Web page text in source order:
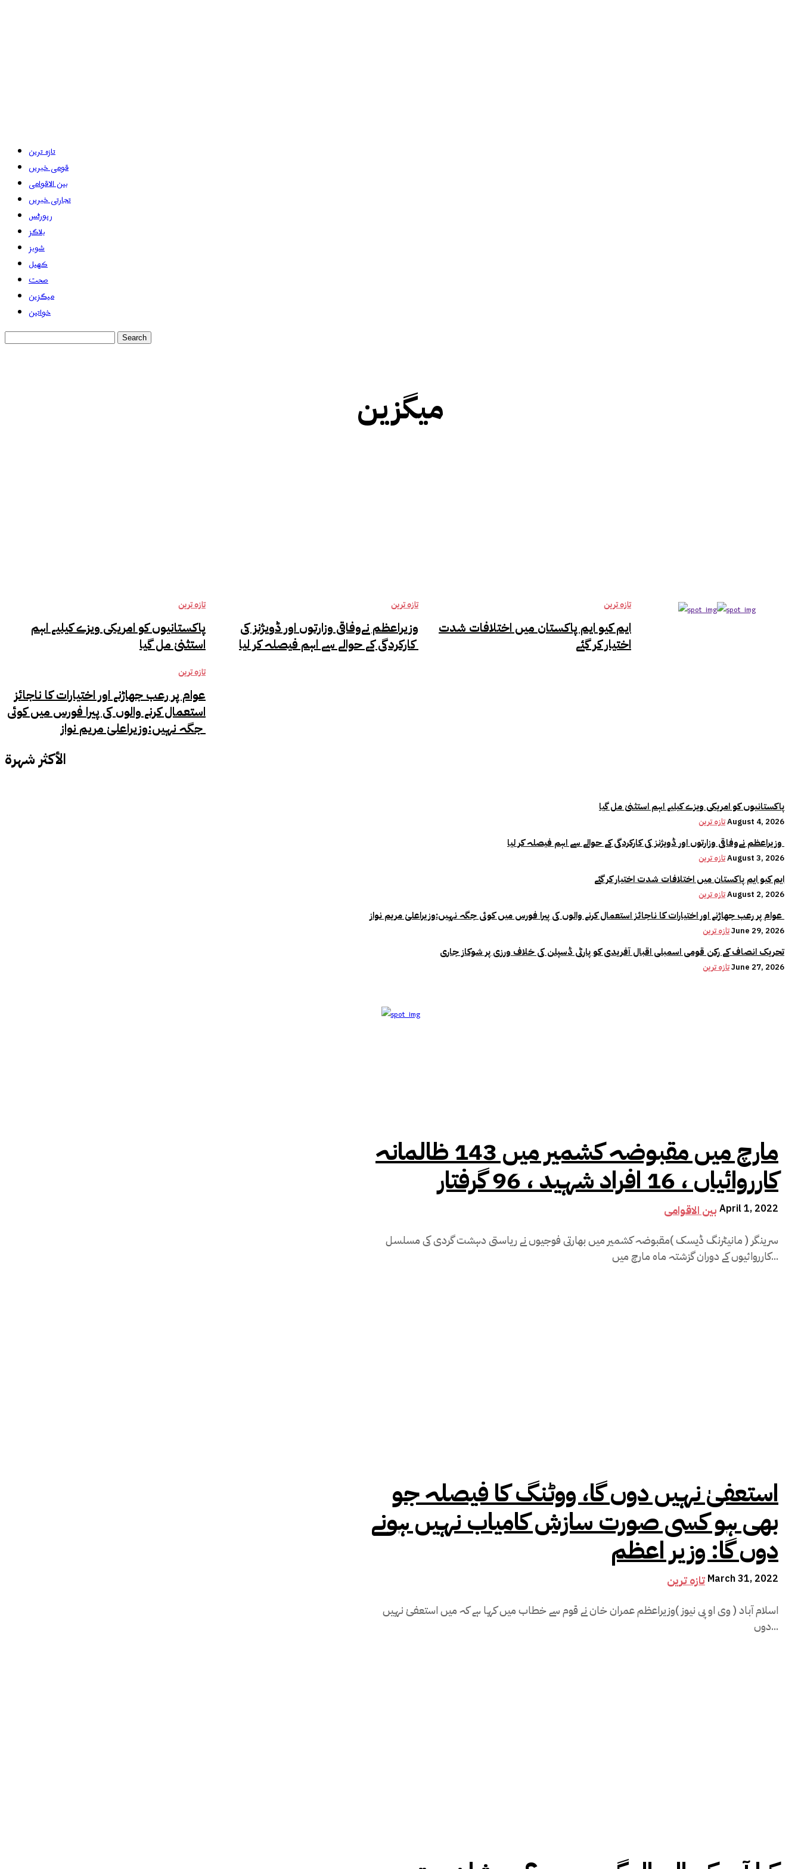
تازہ ترین
قومی خبریں
بین الاقوامی
تجارتی خبریں
رپورٹس
بلاگز
شوبز
کھیل
صحت
میگزین
خواتین
میگزین
تازہ ترین
پاکستانیوں کو امریکی ویزے کیلیے اہم
استثنیٰ مل گیا
تازہ ترین
وزیراعظم نےوفاقی وزارتوں اور ڈویژنز کی
کارکردگی کے حوالے سے اہم فیصلہ کر لیا
تازہ ترین
ایم کیو ایم پاکستان میں اختلافات شدت
اختیار کر گئے
تازہ ترین
عوام پر رعب جھاڑنے اور اختیارات کا ناجائز
استعمال کرنے والوں کی پیرا فورس میں کوئی
جگہ نہیں:وزیراعلیٰ مریم نواز
الأكثر شهرة
پاکستانیوں کو امریکی ویزے کیلیے اہم استثنیٰ مل گیا
تازہ ترینAugust 4, 2026
تازہ ترینAugust 3, 2026
ایم کیو ایم پاکستان میں اختلافات شدت اختیار کر گئے
تازہ ترینAugust 2, 2026
تازہ ترینJune 29, 2026
تحریک انصاف کے رکن قومی اسمبلی اقبال آفریدی کو پارٹی ڈسپلن کی خلاف ورزی پر شوکاز جاری
تازہ ترینJune 27, 2026
مارچ میں مقبوضہ کشمیر میں 143 ظالمانہ
کارروائیاں ، 16 افراد شہید ، 96 گرفتار
بین الاقوامی April 1, 2022
سرینگر ( مانیٹرنگ ڈیسک )مقبوضہ کشمیر میں بھارتی فوجیوں نے ریاستی دہشت گردی کی مسلسل
کارروائیوں کے دوران گزشتہ ماہ مارچ میں...
استعفیٰ نہیں دوں گا، ووٹنگ کا فیصلہ جو
بھی ہو کسی صورت سازش کامیاب نہیں ہونے
دوں گا: وزیر اعظم
تازہ ترین March 31, 2022
اسلام آباد ( وی او پی نیوز )وزیراعظم عمران خان نے قوم سے خطاب میں کہا ہے کہ میں استعفیٰ نہیں
دوں...